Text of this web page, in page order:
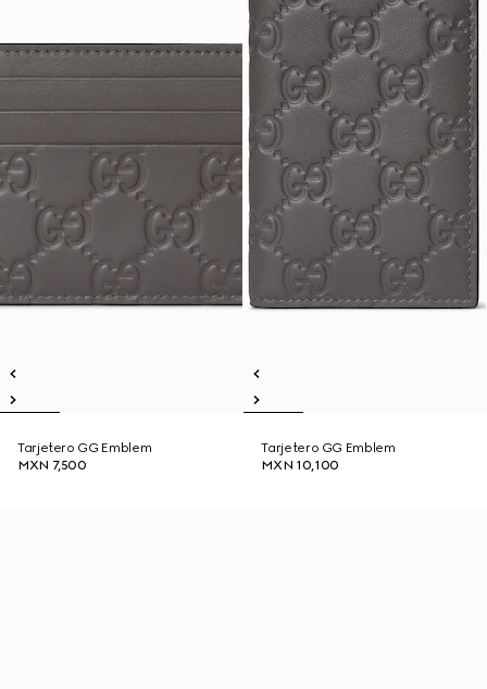
Tarjetero GG Emblem
MXN 7,500
Tarjetero GG Emblem
MXN 10,100